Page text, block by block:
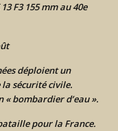
F3 155 mm au 40e
déploient un
sécurité civile.
« bombardier d’eau ».
pour la France.